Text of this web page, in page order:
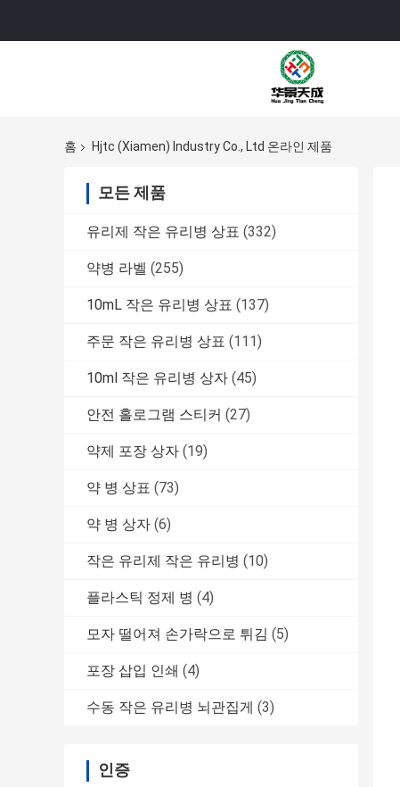
홈 Hjtc (Xiamen) Industry Co., Ltd 온라인 제품
모든 제품
유리제 작은 유리병 상표 (332)
약병 라벨 (255)
10mL 작은 유리병 상표 (137)
주문 작은 유리병 상표 (111)
10ml 작은 유리병 상자 (45)
안전 홀로그램 스티커 (27)
약제 포장 상자 (19)
약 병 상표 (73)
약 병 상자 (6)
작은 유리제 작은 유리병 (10)
플라스틱 정제 병 (4)
모자 떨어져 손가락으로 튀김 (5)
포장 삽입 인쇄 (4)
수동 작은 유리병 뇌관집게 (3)
인증